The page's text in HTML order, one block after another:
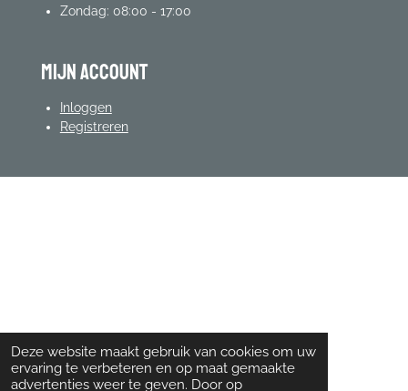
Deze website maakt gebruik van cookies om uw
ervaring te verbeteren en op maat gemaakte
advertenties weer te geven. Door op
Zondag: 08:00 - 17:00
mijn account
Inloggen
Registreren